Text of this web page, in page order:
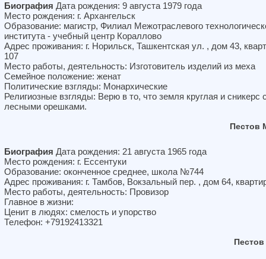
Биография Дата рождения: 9 августа 1979 года
Место рождения: г. Архангельск
Образование: магистр, Филиал Межотраслевого
института - учебный центр Кораллово
Адрес проживания: г. Норильск, Ташкентская ул. , дом 43,
107
Место работы, деятельность: Изготовитель изделий из меха
Семейное положение: женат
Политические взгляды: Монархические
Религиозные взгляды: Верю в то, что земля круглая и сникерс
лесными орешками.
Пестов
Биография Дата рождения: 21 августа 1965 года
Место рождения: г. Ессентуки
Образование: оконченное среднее, школа №744
Адрес проживания: г. Тамбов, Вокзальный пер. , дом 64,
Место работы, деятельность: Провизор
Главное в жизни:
Ценит в людях: смелость и упорство
Телефон: +79192413321